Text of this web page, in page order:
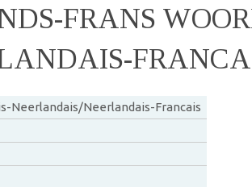
FRANS
Neerlandais/Neerlandais-Francais